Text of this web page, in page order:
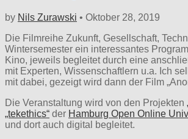
by Nils Zurawski • Oktober 28, 2019
Die Filmreihe Zukunft, Gesellschaft,
Wintersemester ein interessantes
Kino, jeweils begleitet durch eine
mit Experten, Wissenschaftlern u.a. Ich
mit dabei, gezeigt wird dann der Film
Die Veranstaltung wird von den Projekten
„tekethics“ der Hamburg Open Online
und dort auch digital begleitet.